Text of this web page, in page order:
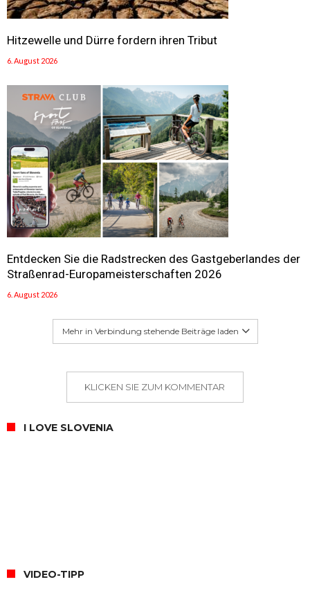
Hitzewelle und Dürre fordern ihren Tribut
6. August 2026
Entdecken Sie die Radstrecken des Gastgeberlandes der
Straßenrad-Europameisterschaften 2026
6. August 2026
Mehr in Verbindung stehende Beiträge laden
KLICKEN SIE ZUM KOMMENTAR
I LOVE SLOVENIA
VIDEO-TIPP